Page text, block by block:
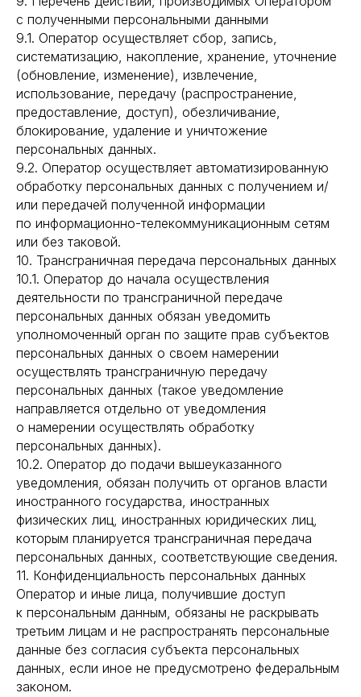
с полученными персональными данными
9.1. Оператор осуществляет сбор, запись,
систематизацию, накопление, хранение, уточнение
(обновление, изменение), извлечение,
использование, передачу (распространение,
предоставление, доступ), обезличивание,
блокирование, удаление и уничтожение
персональных данных.
9.2. Оператор осуществляет автоматизированную
обработку персональных данных с получением и/
или передачей полученной информации
по информационно-телекоммуникационным сетям
или без таковой.
10. Трансграничная передача персональных данных
10.1. Оператор до начала осуществления
деятельности по трансграничной передаче
персональных данных обязан уведомить
уполномоченный орган по защите прав субъектов
персональных данных о своем намерении
осуществлять трансграничную передачу
персональных данных (такое уведомление
направляется отдельно от уведомления
о намерении осуществлять обработку
персональных данных).
10.2. Оператор до подачи вышеуказанного
уведомления, обязан получить от органов власти
иностранного государства, иностранных
физических лиц, иностранных юридических лиц,
которым планируется трансграничная передача
персональных данных, соответствующие сведения.
11. Конфиденциальность персональных данных
Оператор и иные лица, получившие доступ
к персональным данным, обязаны не раскрывать
третьим лицам и не распространять персональные
данные без согласия субъекта персональных
данных, если иное не предусмотрено федеральным
законом.